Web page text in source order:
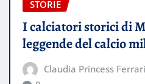
STORIE
I calciatori storici di
leggende del calcio
Claudia Princess